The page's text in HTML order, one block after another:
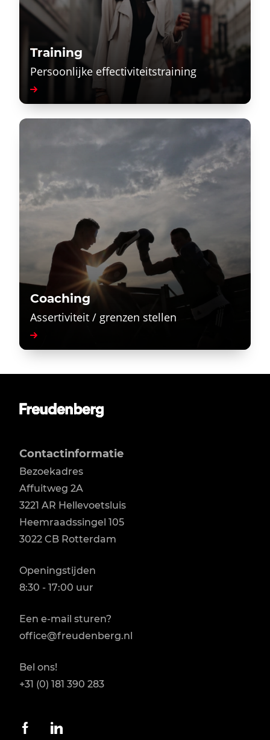
Training
Persoonlijke effectiviteitstraining
Coaching
Assertiviteit / grenzen stellen
Contactinformatie
Bezoekadres
Affuitweg 2A
3221 AR Hellevoetsluis
Heemraadssingel 105
3022 CB Rotterdam
Openingstijden
8:30 - 17:00 uur
Een e-mail sturen?
office@freudenberg.nl
Bel ons!
+31 (0) 181 390 283